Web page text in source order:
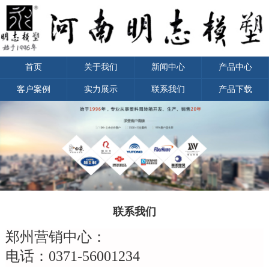
首页 关于我们 新闻中心 产品中心
客户案例 实力展示 联系我们 产品下载
联系我们
郑州营销中心：
电话： 0371-56001234